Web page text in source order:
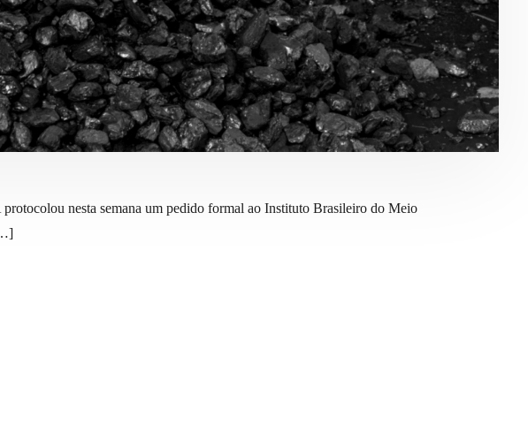
nesta semana um pedido formal ao Instituto Brasileiro do Meio